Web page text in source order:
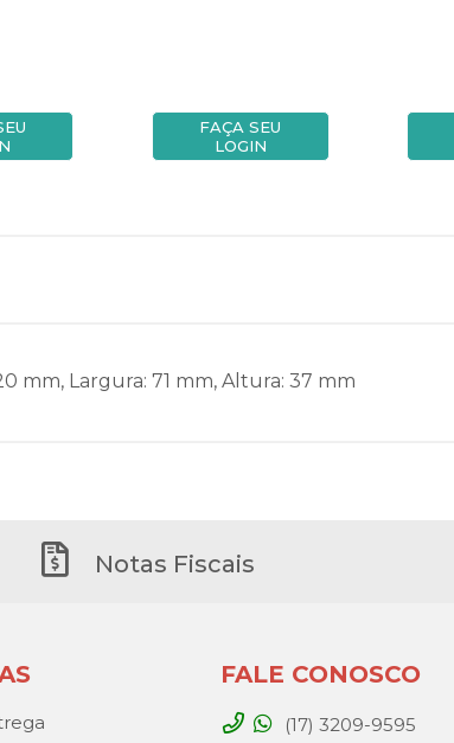
FAÇA SEU
LOGIN
mm, Largura: 71 mm, Altura: 37 mm
Notas Fiscais
FALE CONOSCO
(17) 3209-9595